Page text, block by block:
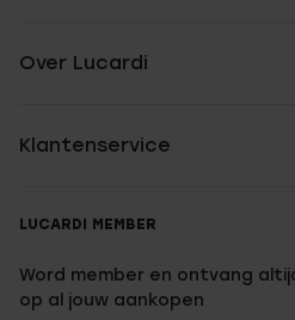
Over Lucardi
Klantenservice
LUCARDI MEMBER
Word member en ontvang
op al jouw aankopen